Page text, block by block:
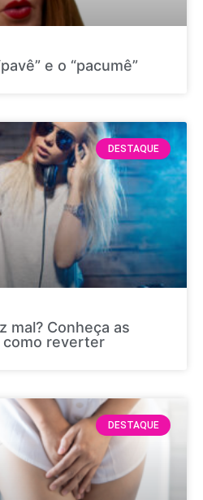
e o “pacumê”
DESTAQUE
mal? Conheça as
como reverter
DESTAQUE